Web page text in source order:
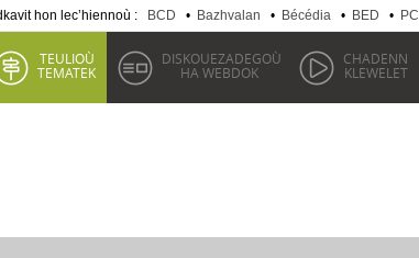
hon lec’hiennoù : BCD • Bazhvalan • Bécédia • BED • PCI
TEULIOÙ
TEMATEK
DISKOUEZADEGOÙ
HA WEBDOK
CHADENN
KLEWELET